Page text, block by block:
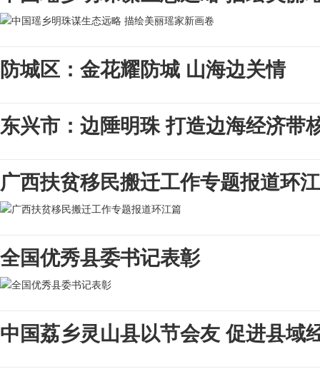
防城区：金花耀防城 山海边关情
东兴市：边陲明珠 打造边海经济带
广西扶贫移民搬迁工作专题报道环
全国优秀县委书记表彰
中国荔乡灵山县以节会友 促进县域